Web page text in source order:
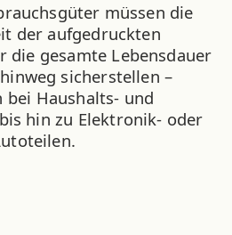
müssen die
der aufgedruckten
gesamte Lebensdauer
sicherstellen –
bei Haushalts- und
hin zu Elektronik- oder